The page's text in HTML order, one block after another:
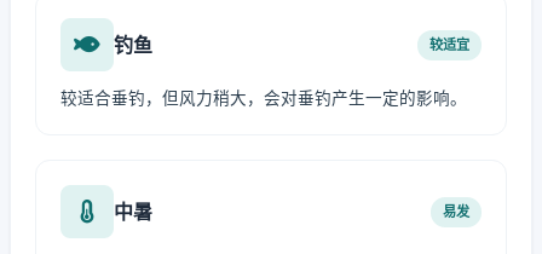
钓鱼 较适宜
较适合垂钓，但风力稍大，会对垂钓产生一定的影响。
中暑 易发